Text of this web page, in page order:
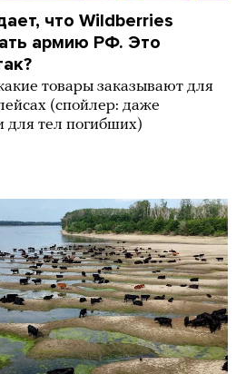
что Wildberries
армию РФ. Это
товары заказывают для
(спойлер: даже
тел погибших)